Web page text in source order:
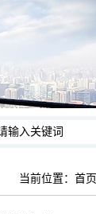
当前位置： 首页